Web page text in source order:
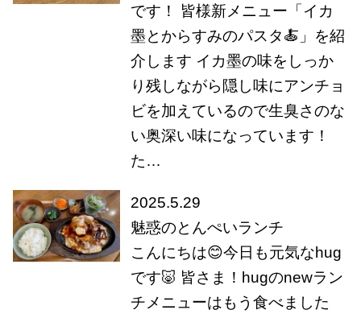
です！ 皆様新メニュー「イカ
墨とからすみのパスタ🍝」を紹
介します イカ墨の味をしっか
り残しながら隠し味にアンチョ
ビを加えているので生臭さのな
い奥深い味になっています！
た…
2025.5.29
魅惑のとんぺいランチ
こんにちは😊今日も元気なhug
です🐷 皆さま！hugのnewラン
チメニューはもう食べました